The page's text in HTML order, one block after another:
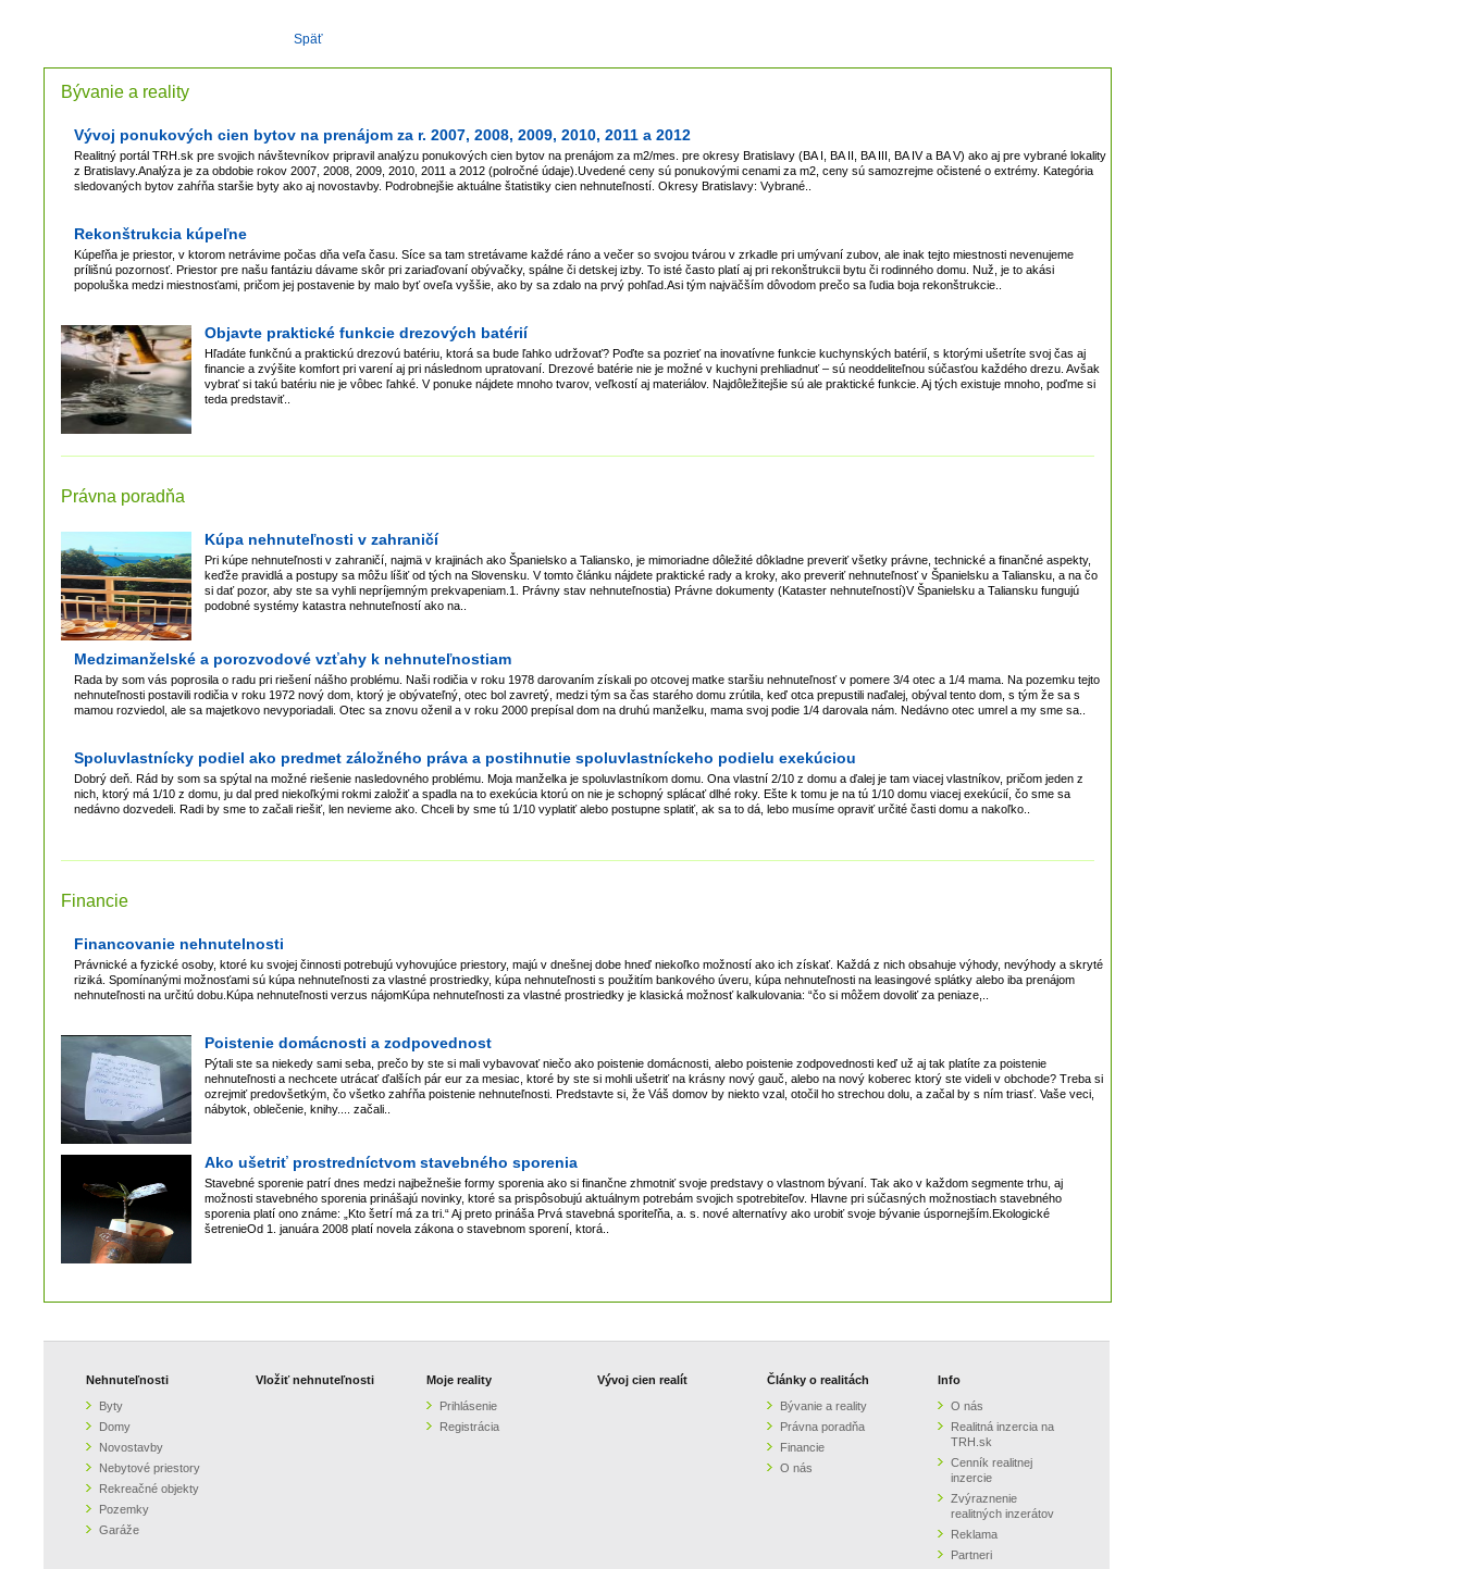
Späť
Bývanie a reality
Vývoj ponukových cien bytov na prenájom za r. 2007, 2008, 2009, 2010, 2011 a 2012
Realitný portál TRH.sk pre svojich návštevníkov pripravil analýzu ponukových cien bytov na prenájom za m2/mes. pre okresy Bratislavy (BA I, BA II, BA III, BA IV a BA V) ako aj pre vybrané lokality
z Bratislavy.Analýza je za obdobie rokov 2007, 2008, 2009, 2010, 2011 a 2012 (polročné údaje).Uvedené ceny sú ponukovými cenami za m2, ceny sú samozrejme očistené o extrémy. Kategória
sledovaných bytov zahŕňa staršie byty ako aj novostavby. Podrobnejšie aktuálne štatistiky cien nehnuteľností. Okresy Bratislavy: Vybrané..
Rekonštrukcia kúpeľne
Kúpeľňa je priestor, v ktorom netrávime počas dňa veľa času. Síce sa tam stretávame každé ráno a večer so svojou tvárou v zrkadle pri umývaní zubov, ale inak tejto miestnosti nevenujeme
prílišnú pozornosť. Priestor pre našu fantáziu dávame skôr pri zariaďovaní obývačky, spálne či detskej izby. To isté často platí aj pri rekonštrukcii bytu či rodinného domu. Nuž, je to akási
popoluška medzi miestnosťami, pričom jej postavenie by malo byť oveľa vyššie, ako by sa zdalo na prvý pohľad.Asi tým najväčším dôvodom prečo sa ľudia boja rekonštrukcie..
Objavte praktické funkcie drezových batérií
Hľadáte funkčnú a praktickú drezovú batériu, ktorá sa bude ľahko udržovať? Poďte sa pozrieť na inovatívne funkcie kuchynských batérií, s ktorými ušetríte svoj čas aj
financie a zvýšite komfort pri varení aj pri následnom upratovaní. Drezové batérie nie je možné v kuchyni prehliadnuť – sú neoddeliteľnou súčasťou každého drezu. Avšak
vybrať si takú batériu nie je vôbec ľahké. V ponuke nájdete mnoho tvarov, veľkostí aj materiálov. Najdôležitejšie sú ale praktické funkcie. Aj tých existuje mnoho, poďme si
teda predstaviť..
Právna poradňa
Kúpa nehnuteľnosti v zahraničí
Pri kúpe nehnuteľnosti v zahraničí, najmä v krajinách ako Španielsko a Taliansko, je mimoriadne dôležité dôkladne preveriť všetky právne, technické a finančné aspekty,
keďže pravidlá a postupy sa môžu líšiť od tých na Slovensku. V tomto článku nájdete praktické rady a kroky, ako preveriť nehnuteľnosť v Španielsku a Taliansku, a na čo
si dať pozor, aby ste sa vyhli nepríjemným prekvapeniam.1. Právny stav nehnuteľnostia) Právne dokumenty (Kataster nehnuteľností)V Španielsku a Taliansku fungujú
podobné systémy katastra nehnuteľností ako na..
Medzimanželské a porozvodové vzťahy k nehnuteľnostiam
Rada by som vás poprosila o radu pri riešení nášho problému. Naši rodičia v roku 1978 darovaním získali po otcovej matke staršiu nehnuteľnosť v pomere 3/4 otec a 1/4 mama. Na pozemku tejto
nehnuteľnosti postavili rodičia v roku 1972 nový dom, ktorý je obývateľný, otec bol zavretý, medzi tým sa čas starého domu zrútila, keď otca prepustili naďalej, obýval tento dom, s tým že sa s
mamou rozviedol, ale sa majetkovo nevyporiadali. Otec sa znovu oženil a v roku 2000 prepísal dom na druhú manželku, mama svoj podie 1/4 darovala nám. Nedávno otec umrel a my sme sa..
Spoluvlastnícky podiel ako predmet záložného práva a postihnutie spoluvlastníckeho podielu exekúciou
Dobrý deň. Rád by som sa spýtal na možné riešenie nasledovného problému. Moja manželka je spoluvlastníkom domu. Ona vlastní 2/10 z domu a ďalej je tam viacej vlastníkov, pričom jeden z
nich, ktorý má 1/10 z domu, ju dal pred niekoľkými rokmi založiť a spadla na to exekúcia ktorú on nie je schopný splácať dlhé roky. Ešte k tomu je na tú 1/10 domu viacej exekúcií, čo sme sa
nedávno dozvedeli. Radi by sme to začali riešiť, len nevieme ako. Chceli by sme tú 1/10 vyplatiť alebo postupne splatiť, ak sa to dá, lebo musíme opraviť určité časti domu a nakoľko..
Financie
Financovanie nehnutelnosti
Právnické a fyzické osoby, ktoré ku svojej činnosti potrebujú vyhovujúce priestory, majú v dnešnej dobe hneď niekoľko možností ako ich získať. Každá z nich obsahuje výhody, nevýhody a skryté
riziká. Spomínanými možnosťami sú kúpa nehnuteľnosti za vlastné prostriedky, kúpa nehnuteľnosti s použitím bankového úveru, kúpa nehnuteľnosti na leasingové splátky alebo iba prenájom
nehnuteľnosti na určitú dobu.Kúpa nehnuteľnosti verzus nájomKúpa nehnuteľnosti za vlastné prostriedky je klasická možnosť kalkulovania: “čo si môžem dovoliť za peniaze,..
Poistenie domácnosti a zodpovednost
Pýtali ste sa niekedy sami seba, prečo by ste si mali vybavovať niečo ako poistenie domácnosti, alebo poistenie zodpovednosti keď už aj tak platíte za poistenie
nehnuteľnosti a nechcete utrácať ďalších pár eur za mesiac, ktoré by ste si mohli ušetriť na krásny nový gauč, alebo na nový koberec ktorý ste videli v obchode? Treba si
ozrejmiť predovšetkým, čo všetko zahŕňa poistenie nehnuteľnosti. Predstavte si, že Váš domov by niekto vzal, otočil ho strechou dolu, a začal by s ním triasť. Vaše veci,
nábytok, oblečenie, knihy.... začali..
Ako ušetriť prostredníctvom stavebného sporenia
Stavebné sporenie patrí dnes medzi najbežnešie formy sporenia ako si finančne zhmotniť svoje predstavy o vlastnom bývaní. Tak ako v každom segmente trhu, aj
možnosti stavebného sporenia prinášajú novinky, ktoré sa prispôsobujú aktuálnym potrebám svojich spotrebiteľov. Hlavne pri súčasných možnostiach stavebného
sporenia platí ono známe: „Kto šetrí má za tri.“ Aj preto prináša Prvá stavebná sporiteľňa, a. s. nové alternatívy ako urobiť svoje bývanie úspornejším.Ekologické
šetrenieOd 1. januára 2008 platí novela zákona o stavebnom sporení, ktorá..
Nehnuteľnosti
Byty
Domy
Novostavby
Nebytové priestory
Rekreačné objekty
Pozemky
Garáže
Vložiť nehnuteľnosti
Moje reality
Prihlásenie
Registrácia
Vývoj cien realít
Články o realitách
Bývanie a reality
Právna poradňa
Financie
O nás
Info
O nás
Realitná inzercia na
TRH.sk
Cenník realitnej
inzercie
Zvýraznenie
realitných inzerátov
Reklama
Partneri